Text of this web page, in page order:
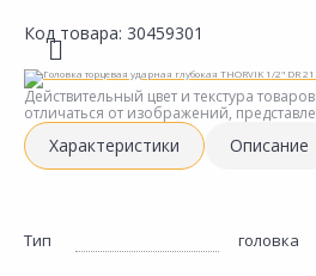
Избранное
Недавно
товары
Код товара: 30459301
Действительный цвет и текстура
отличаться от изображений,
Характеристики Описание
Тип головка